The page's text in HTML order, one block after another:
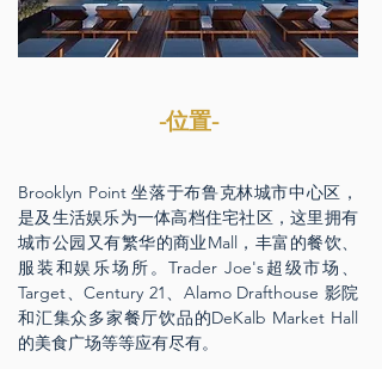
-位置-
Brooklyn Point 坐落于布鲁克林城市中心区，
是及生活娱乐为一体高档住宅社区，这里拥有
城市公园又有繁华的商业Mall，丰富的餐饮、
服装和娱乐场所。Trader Joe's超级市场、
Target、Century 21、Alamo Drafthouse 影院
和汇集众多家餐厅饮品的DeKalb Market Hall
的美食广场等等应有尽有。